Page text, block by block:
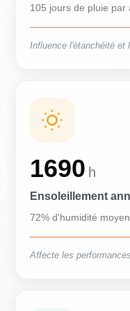
105 jours de pluie par
Influence l'étanchéité et
1690 h
Ensoleillement
72% d'humidité
Affecte les